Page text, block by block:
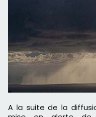
A la suite de la diffusion dans plusieurs médias de la